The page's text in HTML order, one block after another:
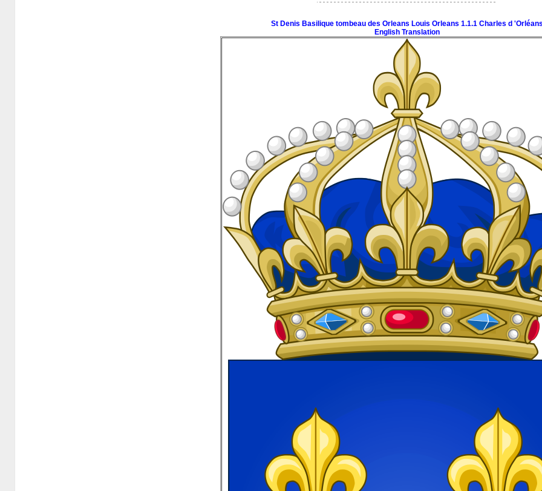
St Denis Basilique tombeau des Orleans Louis Orleans 1.1.1 Charles d
English Translation